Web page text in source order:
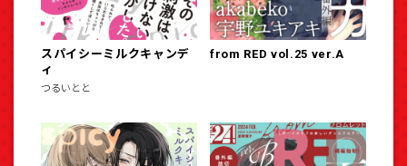
スパイシーミルクキャンデ
ィ
つるいとと
from RED vol.25 ver.A